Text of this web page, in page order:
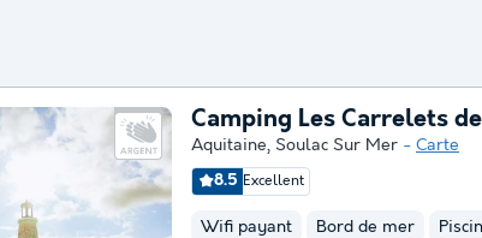
Camping Les Carrelets
Aquitaine, Soulac Sur Mer
Carte
8.5 Excellent
Wifi payant Bord de mer